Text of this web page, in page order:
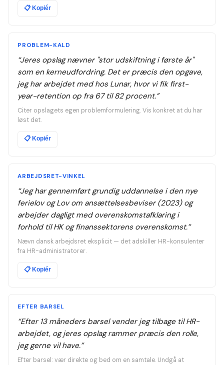
📋Kopiér
PROBLEM-KALD
“Jeres opslag nævner "stor udskiftning i første år"
som en kerneudfordring. Det er præcis den opgave,
jeg har arbejdet med hos Lunar, hvor vi fik first-
year-retention op fra 67 til 82 procent.”
Citer opslagets egen problemformulering. Vis konkret at du har
løst det.
📋Kopiér
ARBEJDSRET-VINKEL
“Jeg har gennemført grundig uddannelse i den nye
ferielov og Lov om ansættelsesbeviser (2023) og
arbejder dagligt med overenskomstafklaring i
forhold til HK og finanssektorens overenskomst.”
Nævn dansk arbejdsret eksplicit — det adskiller HR-konsulenter
fra HR-administratorer.
📋Kopiér
EFTER BARSEL
“Efter 13 måneders barsel vender jeg tilbage til HR-
arbejdet, og jeres opslag rammer præcis den rolle,
jeg gerne vil have.”
Efter barsel: vær direkte og bed om en samtale. Undgå at